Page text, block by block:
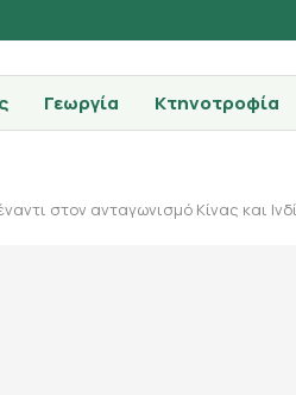
Γεωργία Κτηνοτροφία
στον ανταγωνισμό Κίνας και